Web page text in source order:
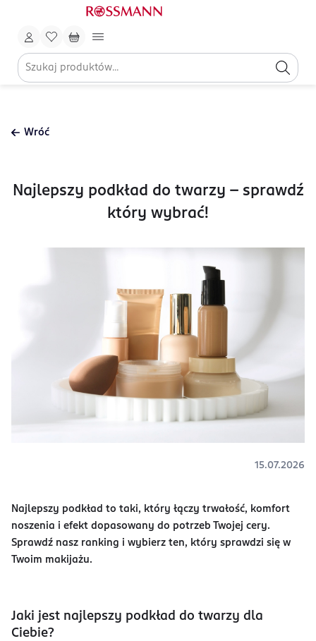
Wróć
Najlepszy podkład do twarzy – sprawdź
który wybrać!
15.07.2026
Najlepszy podkład to taki, który łączy trwałość, komfort
noszenia i efekt dopasowany do potrzeb Twojej cery.
Sprawdź nasz ranking i wybierz ten, który sprawdzi się w
Twoim makijażu.
Jaki jest najlepszy podkład do twarzy dla
Ciebie?